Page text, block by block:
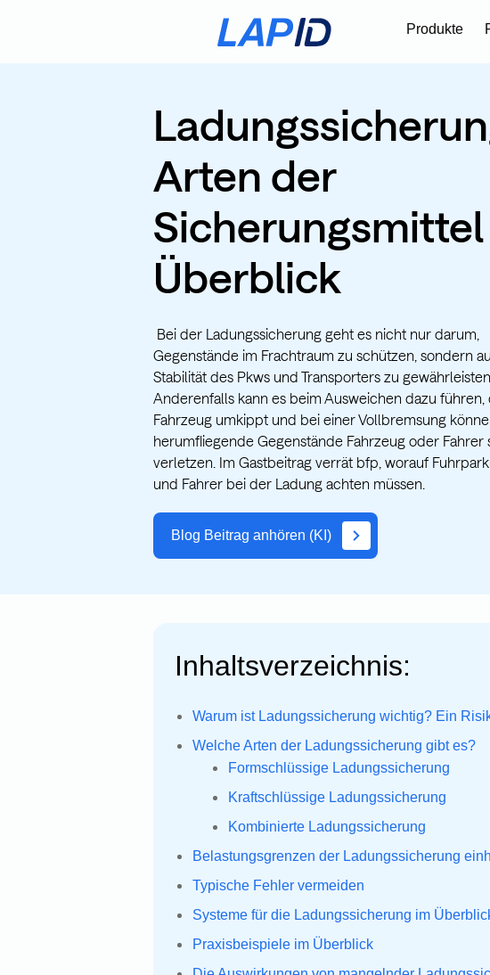
Produkte
Arten der
Überblick
Bei der Ladungssicherung geht es nicht nur darum,
Gegenstände im Frachtraum zu schützen, sondern
Stabilität des Pkws und Transporters zu gewährleisten.
Anderenfalls kann es beim Ausweichen dazu führen,
Fahrzeug umkippt und bei einer Vollbremsung
herumfliegende Gegenstände Fahrzeug oder Fahrer
verletzen. Im Gastbeitrag verrät bfp, worauf
und Fahrer bei der Ladung achten müssen.
Blog Beitrag anhören (KI)
Inhaltsverzeichnis:
Warum ist Ladungssicherung wichtig? Ein
Welche Arten der Ladungssicherung gibt es?
Formschlüssige Ladungssicherung
Kraftschlüssige Ladungssicherung
Kombinierte Ladungssicherung
Belastungsgrenzen der Ladungssicherung
Typische Fehler vermeiden
Systeme für die Ladungssicherung im
Praxisbeispiele im Überblick